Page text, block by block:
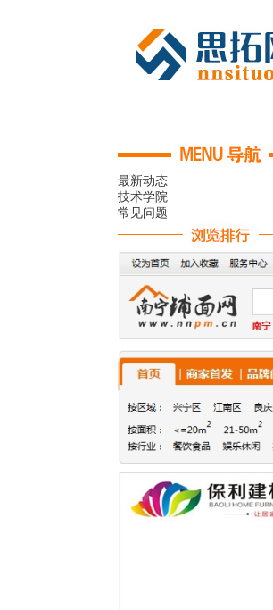
最新动态
技术学院
常见问题